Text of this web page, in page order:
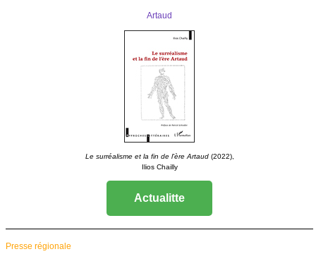
Artaud
Le surréalisme et la fin de l'ère Artaud(2022),
Ilios Chailly
Actualitte
Presse régionale